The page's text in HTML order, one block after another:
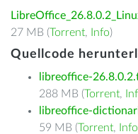
27 MB (Torrent, Info)
Quellcode
libreoffice-
288 MB (Torrent,
libreoffice-
59 MB (Torrent, Info